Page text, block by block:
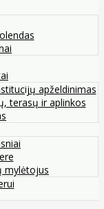
apželdinimas
terasų ir aplinkos
mylėtojus